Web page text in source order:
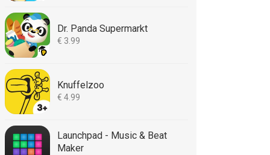
Dr. Panda Supermarkt
€ 3.99
Knuffelzoo
€ 4.99
Launchpad - Music & Beat
Maker